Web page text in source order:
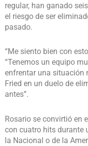
regular, han ganado
el riesgo de ser
pasado.
“Me siento bien con
“Tenemos un equipo
enfrentar una situación
Fried en un duelo de
antes”.
Rosario se convirtió en
con cuatro hits durante
la Nacional o de la